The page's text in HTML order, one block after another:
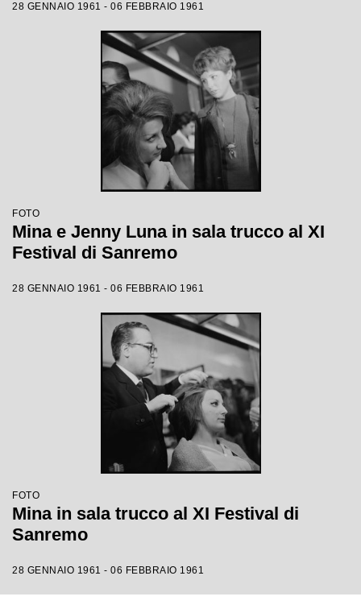
28 GENNAIO 1961 - 06 FEBBRAIO 1961
FOTO
Mina e Jenny Luna in sala trucco al XI
Festival di Sanremo
28 GENNAIO 1961 - 06 FEBBRAIO 1961
FOTO
Mina in sala trucco al XI Festival di
Sanremo
28 GENNAIO 1961 - 06 FEBBRAIO 1961